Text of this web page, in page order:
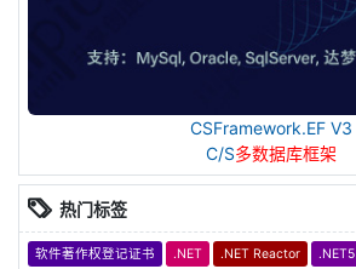
CSFramework.EF V3
C/S多数据库框架
热门标签
软件著作权登记证书 .NET .NET Reactor .NET5